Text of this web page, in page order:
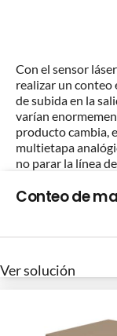
Con el sensor
realizar un conteo
de subida en la
varían
producto cambia,
multietapa
no parar la línea
Conteo de
Ver solución